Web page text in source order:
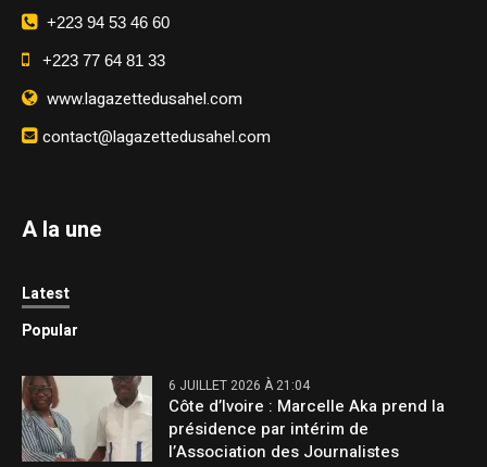
+223 94 53 46 60
+223 77 64 81 33
www.lagazettedusahel.com
contact@lagazettedusahel.com
A la une
Latest
Popular
6 JUILLET 2026 À 21:04
Côte d’Ivoire : Marcelle Aka prend la
présidence par intérim de
l’Association des Journalistes